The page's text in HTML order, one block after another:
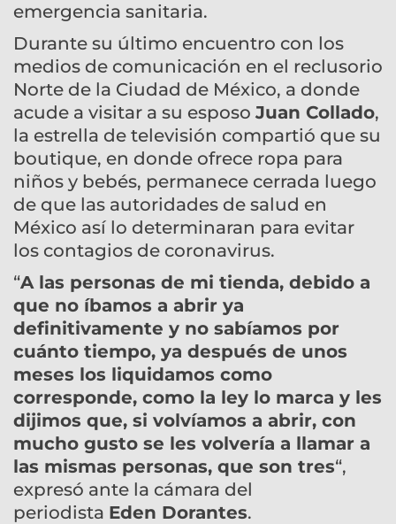
emergencia sanitaria.
Durante su último encuentro con los
medios de comunicación en el reclusorio
Norte de la Ciudad de México, a donde
acude a visitar a su esposo Juan Collado,
la estrella de televisión compartió que su
boutique, en donde ofrece ropa para
niños y bebés, permanece cerrada luego
de que las autoridades de salud en
México así lo determinaran para evitar
los contagios de coronavirus.
“A las personas de mi tienda, debido a
que no íbamos a abrir ya
definitivamente y no sabíamos por
cuánto tiempo, ya después de unos
meses los liquidamos como
corresponde, como la ley lo marca y les
dijimos que, si volvíamos a abrir, con
mucho gusto se les volvería a llamar a
las mismas personas, que son tres“,
expresó ante la cámara del
periodista Eden Dorantes.